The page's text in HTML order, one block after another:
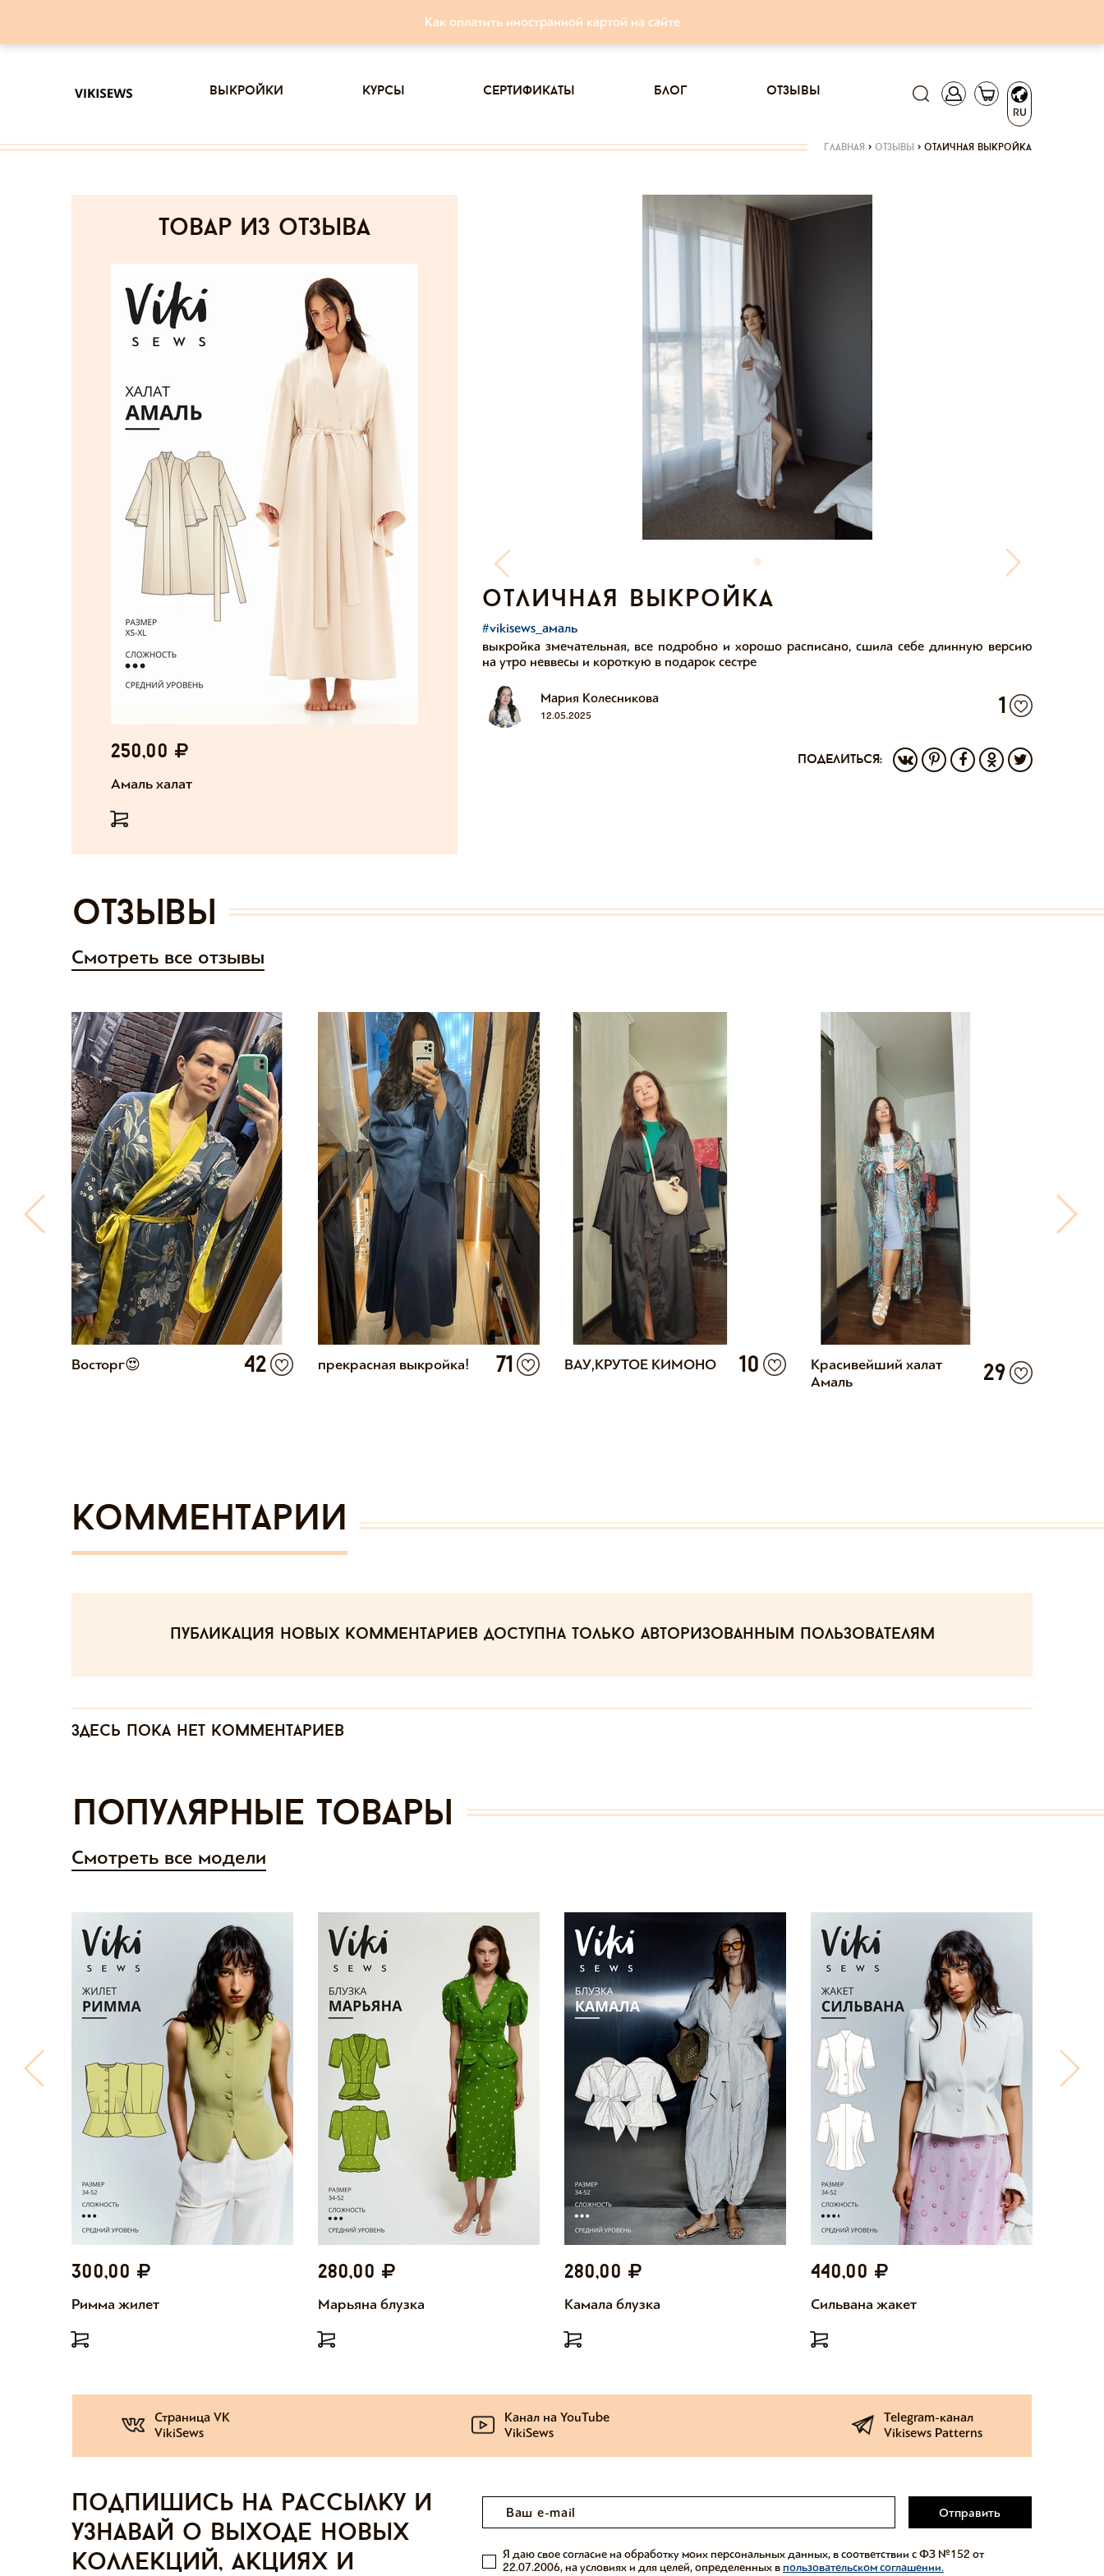
Как оплатить иностранной картой на сайте
RU
выкройки курсы сертификаты блог отзывы
главная > отзывы > отличная выкройка
товар из отзыва
250,00
Амаль халат
отличная выкройка
#vikisews_амаль
выкройка змечательная, все подробно и хорошо расписано, сшила себе длинную версию
на утро неввесы и короткую в подарок сестре
Мария Колесникова
12.05.2025 1
поделиться:
отзывы
Смотреть все отзывы
Восторг😍 42 прекрасная выкройка! 71 ВАУ,КРУТОЕ КИМОНО 10
Красивейший халат
Амаль
29
Комментарии
публикация новых комментариев доступна только авторизованным пользователям
Здесь пока нет комментариев
Популярные товары
Смотреть все модели
300,00
Римма жилет
280,00
Марьяна блузка
280,00
Камала блузка
440,00
Сильвана жакет
Страница VK
VikiSews
Канал на YouTube
VikiSews
Telegram-канал
Vikisews Patterns
Подпишись на рассылку и
узнавай о выходе новых
коллекций, акциях и
Отправить
Я даю свое согласие на обработку моих персональных данных, в соответствии с ФЗ №152 от
22.07.2006, на условиях и для целей, определенных впользовательском соглашении.